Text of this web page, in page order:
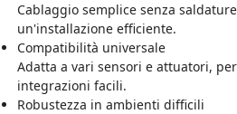
Cablaggio semplice senza
un'installazione efficiente.
Compatibilità universale
Adatta a vari sensori e attuatori,
integrazioni facili.
Robustezza in ambienti difficili